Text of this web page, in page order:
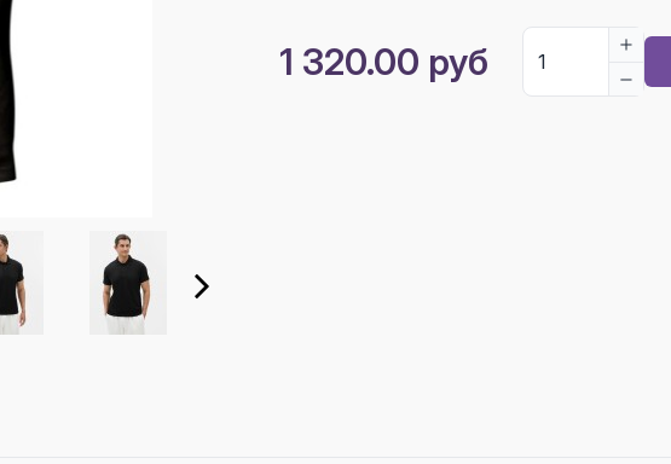
1 320.00 руб